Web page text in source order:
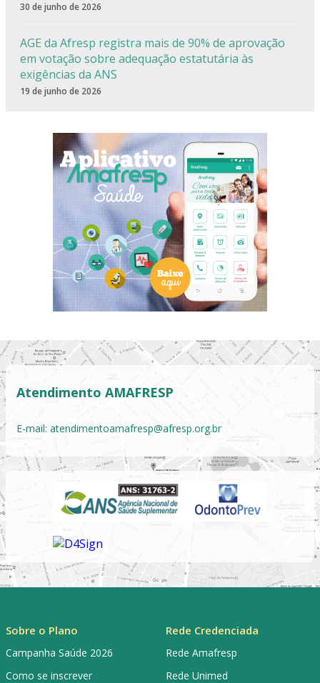
30 de junho de 2026
AGE da Afresp registra mais de 90% de aprovação
em votação sobre adequação estatutária às
exigências da ANS
19 de junho de 2026
Atendimento AMAFRESP
E-mail: atendimentoamafresp@afresp.org.br
Sobre o Plano
Campanha Saúde 2026
Como se inscrever
Rede Credenciada
Rede Amafresp
Rede Unimed